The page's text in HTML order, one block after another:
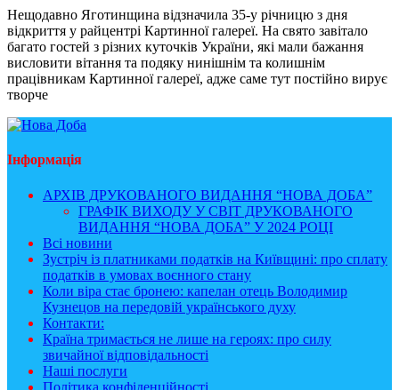
Нещодавно Яготинщина відзначила 35-у річницю з дня
відкриття у райцентрі Картинної галереї. На свято завітало
багато гостей з різних куточків України, які мали бажання
висловити вітання та подяку нинішнім та колишнім
працівникам Картинної галереї, адже саме тут постійно вирує
творче
Інформація
АРХІВ ДРУКОВАНОГО ВИДАННЯ “НОВА ДОБА”
ГРАФІК ВИХОДУ У СВІТ ДРУКОВАНОГО
ВИДАННЯ “НОВА ДОБА” У 2024 РОЦІ
Всі новини
Зустріч із платниками податків на Київщині: про сплату
податків в умовах воєнного стану
Коли віра стає бронею: капелан отець Володимир
Кузнецов на передовій українського духу
Контакти:
Країна тримається не лише на героях: про силу
звичайної відповідальності
Наші послуги
Політика конфіденційності